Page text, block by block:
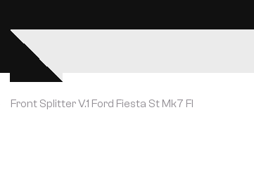
Front Splitter V.1 Ford Fiesta St Mk7 Fl